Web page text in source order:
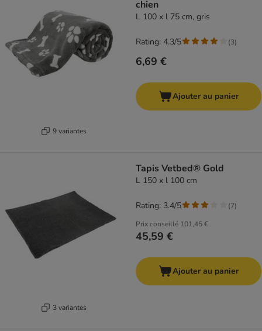
9 variantes
chien
L 100 x l 75 cm, gris
6,69 €
Rating: 4.3/5 (3)
Ajouter au panier
3 variantes
Tapis Vetbed® Gold
L 150 x l 100 cm
Prix conseillé 101,45 €
45,59 €
Rating: 3.4/5 (7)
Ajouter au panier